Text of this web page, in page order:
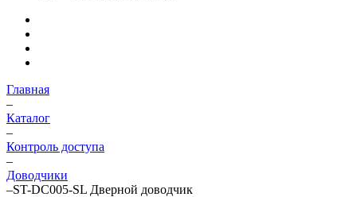
Главная
–
Каталог
–
Контроль доступа
–
Доводчики
–ST-DC005-SL Дверной доводчик